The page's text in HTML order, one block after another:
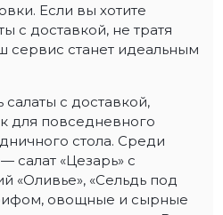
Если вы хотите
с доставкой, не тратя
сервис станет идеальным
с доставкой,
для повседневного
стола. Среди
салат «Цезарь» с
«Оливье», «Сельдь под
овощные и сырные